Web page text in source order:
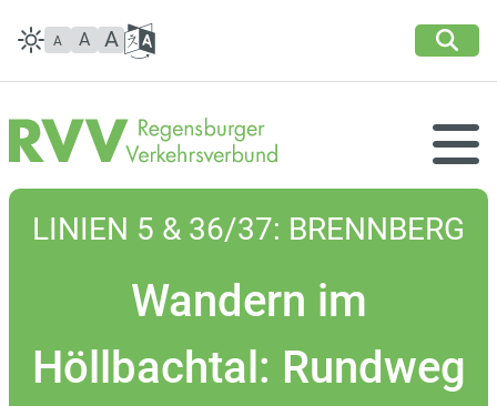
hoher Kontrast
A A A Sprache
wählen
LINIEN 5 & 36/37: BRENNBERG
Wandern im
Höllbachtal: Rundweg